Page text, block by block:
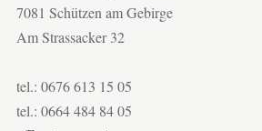
7081 Schützen am Gebirge
Am Strassacker 32
tel.: 0676 613 15 05
tel.: 0664 484 84 05